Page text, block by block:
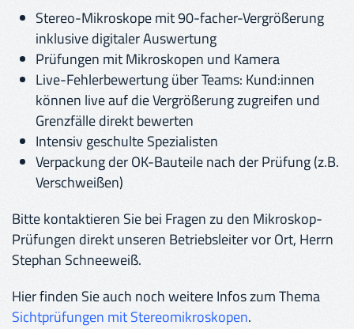
Stereo-Mikroskope mit 90-facher-Vergrößerung
inklusive digitaler Auswertung
Prüfungen mit Mikroskopen und Kamera
Live-Fehlerbewertung über Teams: Kund:innen
können live auf die Vergrößerung zugreifen und
Grenzfälle direkt bewerten
Intensiv geschulte Spezialisten
Verpackung der OK-Bauteile nach der Prüfung (z.B.
Verschweißen)
Bitte kontaktieren Sie bei Fragen zu den Mikroskop-
Prüfungen direkt unseren Betriebsleiter vor Ort, Herrn
Stephan Schneeweiß.
Hier finden Sie auch noch weitere Infos zum Thema
Sichtprüfungen mit Stereomikroskopen.